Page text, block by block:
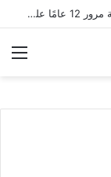
وفد «رسالة السلام» يصل للمشاركة في احتفالية مرور 12 عامًا على تأسيس «مؤسسة القادة»